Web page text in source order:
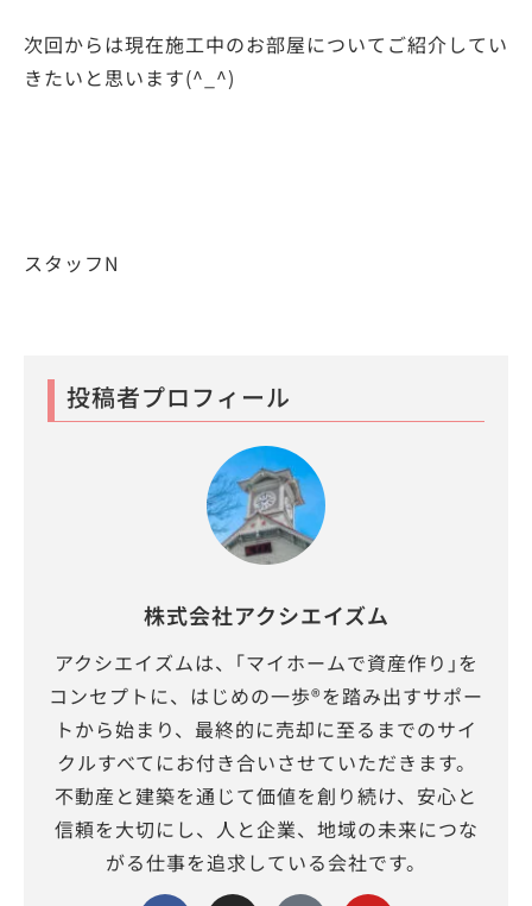
次回からは現在施工中のお部屋についてご紹介してい
きたいと思います(^_^)
スタッフN
投稿者プロフィール
株式会社アクシエイズム
アクシエイズムは、｢マイホームで資産作り｣を
コンセプトに、はじめの一歩®を踏み出すサポー
トから始まり、最終的に売却に至るまでのサイ
クルすべてにお付き合いさせていただきます。
不動産と建築を通じて価値を創り続け、安心と
信頼を大切にし、人と企業、地域の未来につな
がる仕事を追求している会社です。